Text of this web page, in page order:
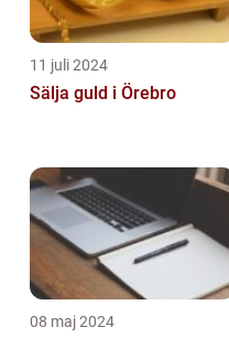
11 juli 2024
Sälja guld i Örebro
08 maj 2024